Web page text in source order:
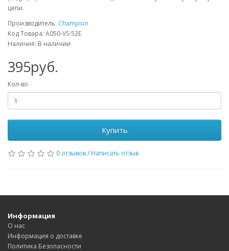
цепи.
Производитель: Champion
Код Товара: A050-VS-52E
Наличие: В наличии
395руб.
Кол-во
Купить
0 отзывов/ Написать отзыв
Информация
О нас
Информация о доставке
Политика Безопасности